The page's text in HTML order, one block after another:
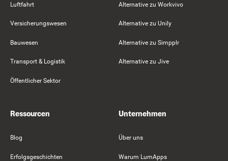
Luftfahrt
Versicherungswesen
Bauwesen
Transport & Logistik
Öffentlicher Sektor
Alternative zu Workvivo
Alternative zu Unily
Alternative zu Simpplr
Alternative zu Jive
Ressourcen
Blog
Erfolgsgeschichten
Unternehmen
Über uns
Warum LumApps